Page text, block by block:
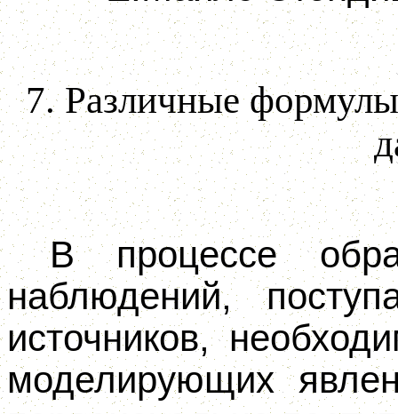
7. Различные
В процессе
наблюдений,
источников,
моделирующих